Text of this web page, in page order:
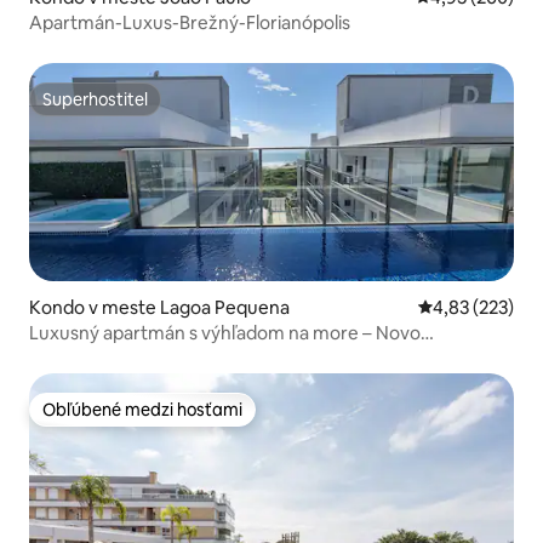
Apartmán-Luxus-Brežný-Florianópolis
Superhostiteľ
Superhostiteľ
Kondo v meste Lagoa Pequena Priemerné
4,83 (223)
Luxusný apartmán s výhľadom na more – Novo
Obľúbené medzi hosťami
Obľúbené medzi hosťami